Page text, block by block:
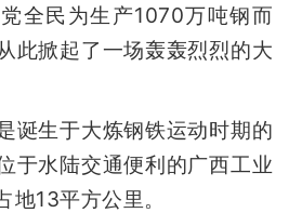
全民为生产1070万吨钢而
此掀起了一场轰轰烈烈的大
诞生于大炼钢铁运动时期的
于水陆交通便利的广西工业
地13平方公里。